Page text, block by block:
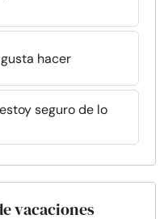
hacer
seguro de lo
vacaciones